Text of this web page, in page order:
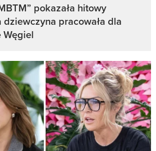
pokazała hitowy
dziewczyna pracowała dla
Węgiel